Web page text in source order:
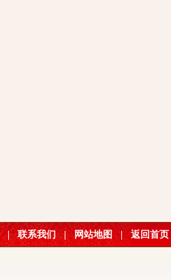
| 联系我们 | 网站地图 返回首页